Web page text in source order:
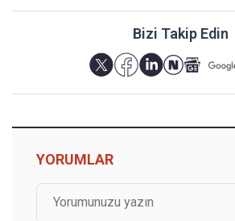
Bizi Takip Edin
YORUMLAR